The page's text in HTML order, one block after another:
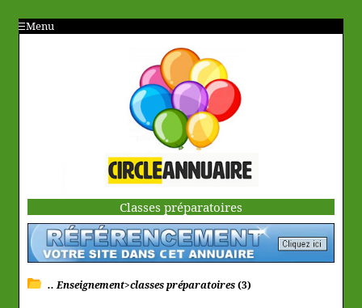
Menu
Classes préparatoires
.. Enseignement>classes préparatoires(3)